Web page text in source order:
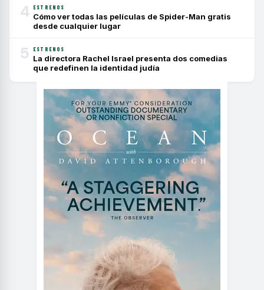
4 ESTRENOS
Cómo ver todas las películas de Spider-Man gratis
desde cualquier lugar
5 ESTRENOS
La directora Rachel Israel presenta dos comedias
que redefinen la identidad judía